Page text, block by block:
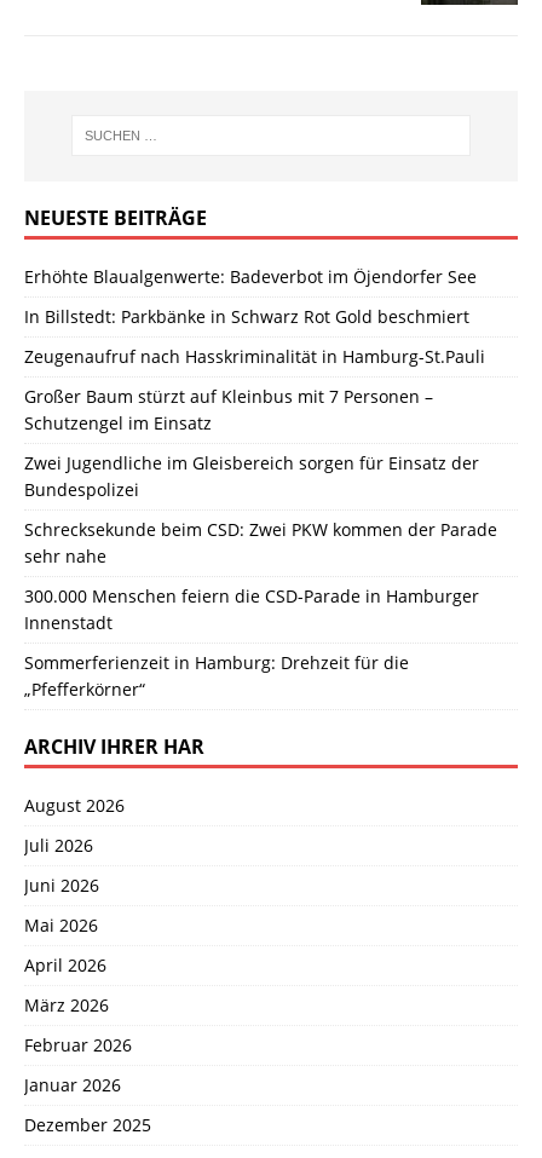
NEUESTE BEITRÄGE
Erhöhte Blaualgenwerte: Badeverbot im Öjendorfer See
In Billstedt: Parkbänke in Schwarz Rot Gold beschmiert
Zeugenaufruf nach Hasskriminalität in Hamburg-St.Pauli
Großer Baum stürzt auf Kleinbus mit 7 Personen –
Schutzengel im Einsatz
Zwei Jugendliche im Gleisbereich sorgen für Einsatz der
Bundespolizei
Schrecksekunde beim CSD: Zwei PKW kommen der Parade
sehr nahe
300.000 Menschen feiern die CSD-Parade in Hamburger
Innenstadt
Sommerferienzeit in Hamburg: Drehzeit für die
„Pfefferkörner“
ARCHIV IHRER HAR
August 2026
Juli 2026
Juni 2026
Mai 2026
April 2026
März 2026
Februar 2026
Januar 2026
Dezember 2025